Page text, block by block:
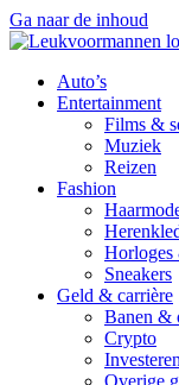
Ga naar de inhoud
Auto’s
Entertainment
Films &
Muziek
Reizen
Fashion
Horloges
Sneakers
Geld & carrière
Banen &
Crypto
Overige